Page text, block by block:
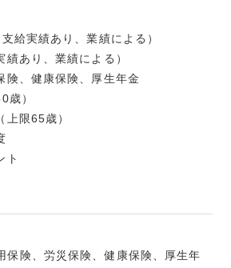
給実績あり、業績による）
あり、業績による）
険、健康保険、厚生年金
歳）
限65歳）
ト
保険、労災保険、健康保険、厚生年